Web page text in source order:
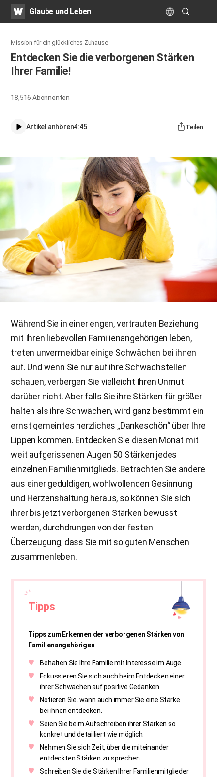
WATVGlaube und Leben Language
Search
Submit
Mission für ein glückliches Zuhause
Entdecken Sie die verborgenen Stärken
Ihrer Familie!
18,516Abonnenten
Artikel anhören4:45 Teilen
Während Sie in einer engen, vertrauten Beziehung
mit Ihren liebevollen Familienangehörigen leben,
treten unvermeidbar einige Schwächen bei ihnen
auf. Und wenn Sie nur auf ihre Schwachstellen
schauen, verbergen Sie vielleicht Ihren Unmut
darüber nicht. Aber falls Sie ihre Stärken für größer
halten als ihre Schwächen, wird ganz bestimmt ein
ernst gemeintes herzliches „Dankeschön“ über Ihre
Lippen kommen. Entdecken Sie diesen Monat mit
weit aufgerissenen Augen 50 Stärken jedes
einzelnen Familienmitglieds. Betrachten Sie andere
aus einer geduldigen, wohlwollenden Gesinnung
und Herzenshaltung heraus, so können Sie sich
ihrer bis jetzt verborgenen Stärken bewusst
werden, durchdrungen von der festen
Überzeugung, dass Sie mit so guten Menschen
zusammenleben.
Tipps
Tipps zum Erkennen der verborgenen Stärken von
Familienangehörigen
Behalten Sie Ihre Familie mit Interesse im Auge.
Fokussieren Sie sich auch beim Entdecken einer
ihrer Schwächen auf positive Gedanken.
Notieren Sie, wann auch immer Sie eine Stärke
bei ihnen entdecken.
Seien Sie beim Aufschreiben ihrer Stärken so
konkret und detailliert wie möglich.
Nehmen Sie sich Zeit, über die miteinander
entdeckten Stärken zu sprechen.
Schreiben Sie die Stärken Ihrer Familienmitglieder